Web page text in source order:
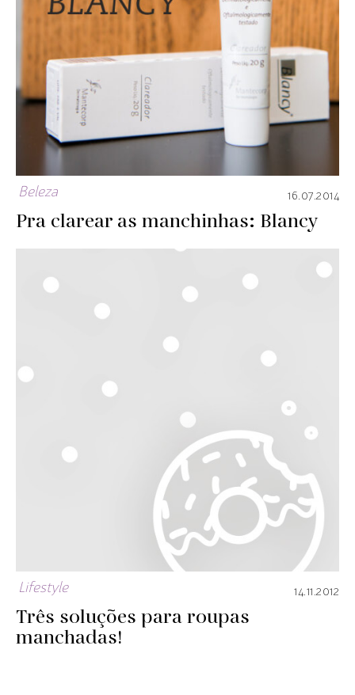
Beleza 16.07.2014
Pra clarear as manchinhas: Blancy
Lifestyle 14.11.2012
Três soluções para roupas
manchadas!